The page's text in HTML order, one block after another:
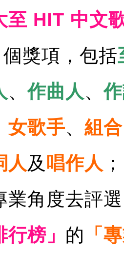
至 HIT 中文
獎項，包括
、作曲人 、
女歌手、 組合
人及 唱作人
業角度去評
榜」 的 「